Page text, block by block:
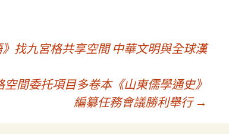
找九宮格共享空間 中華文明與全球漢
間委托項目多卷本《山東儒學通史》
編纂任務會議勝利舉行 →